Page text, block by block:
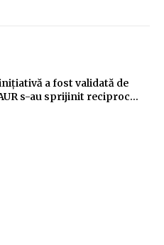
a fost validată de
s-au sprijinit reciproc…